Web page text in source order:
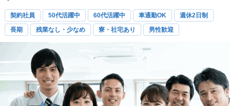
契約社員 50代活躍中 60代活躍中 車通勤OK
週休2日制
長期
残業なし・少なめ 寮・社宅あり 男性歓迎